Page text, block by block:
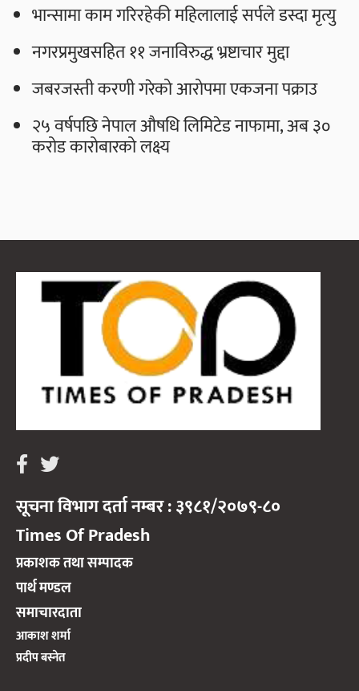
भान्सामा काम गरिरहेकी महिलालाई सर्पले डस्दा मृत्यु
नगरप्रमुखसहित ११ जनाविरुद्ध भ्रष्टाचार मुद्दा
जबरजस्ती करणी गरेको आरोपमा एकजना पक्राउ
२५ वर्षपछि नेपाल औषधि लिमिटेड नाफामा, अब ३०
करोड कारोबारको लक्ष्य
सूचना विभाग दर्ता नम्बर : ३९८१/२०७९-८०
Times Of Pradesh
प्रकाशक तथा सम्पादक
पार्थ मण्डल
समाचारदाता
आकाश शर्मा
प्रदीप बस्नेत